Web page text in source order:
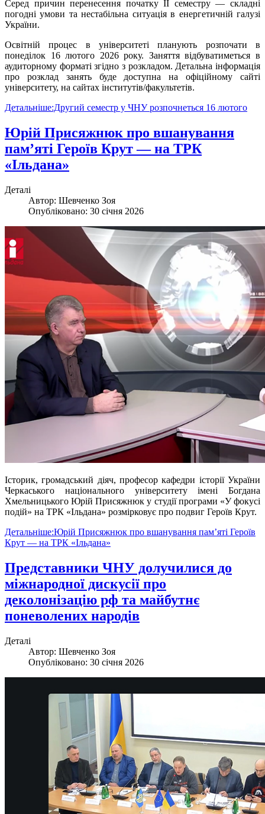
Серед причин перенесення початку ІІ семестру — складні
погодні умови та нестабільна ситуація в енергетичній галузі
України.
Освітній процес в університеті планують розпочати в
понеділок 16 лютого 2026 року. Заняття відбуватиметься в
аудиторному форматі згідно з розкладом. Детальна інформація
про розклад занять буде доступна на офіційному сайті
університету, на сайтах інститутів/факультетів.
Детальніше:Другий семестр у ЧНУ розпочнеться 16 лютого
Юрій Присяжнюк про вшанування
пам’яті Героїв Крут — на ТРК
«Ільдана»
Деталі
Автор: Шевченко Зоя
Опубліковано: 30 січня 2026
Історик, громадський діяч, професор кафедри історії України
Черкаського національного університету імені Богдана
Хмельницького Юрій Присяжнюк у студії програми «У фокусі
подій» на ТРК «Ільдана» розмірковує про подвиг Героїв Крут.
Детальніше:Юрій Присяжнюк про вшанування пам’яті Героїв
Крут — на ТРК «Ільдана»
Представники ЧНУ долучилися до
міжнародної дискусії про
деколонізацію рф та майбутнє
поневолених народів
Деталі
Автор: Шевченко Зоя
Опубліковано: 30 січня 2026